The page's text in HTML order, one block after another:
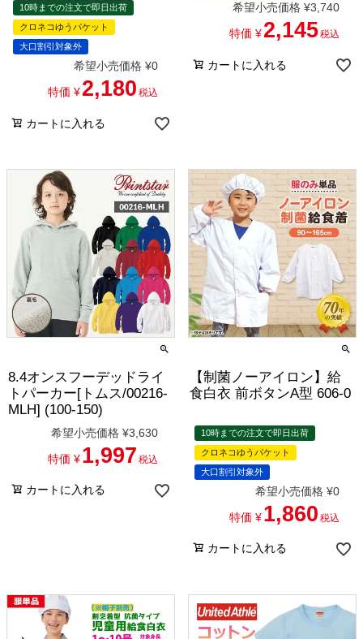
10時までの注文で即日出荷
クロネコゆうパケット
大口割引対象外
希望小売価格 ¥0
特価 ¥ 2,180 税込
カートに入れる
希望小売価格 ¥3,740
特価 ¥ 2,145税込
カートに入れる
8.4オンスフーデッドライ
トパーカー[トムス/00216-
MLH] (100-150)
希望小売価格 ¥3,630
特価 ¥ 1,997 税込
カートに入れる
【制菌ノーアイロン】給
食白衣 前ボタンA型 606-0
10時までの注文で即日出荷
クロネコゆうパケット
大口割引対象外
希望小売価格 ¥0
特価 ¥ 1,860 税込
カートに入れる